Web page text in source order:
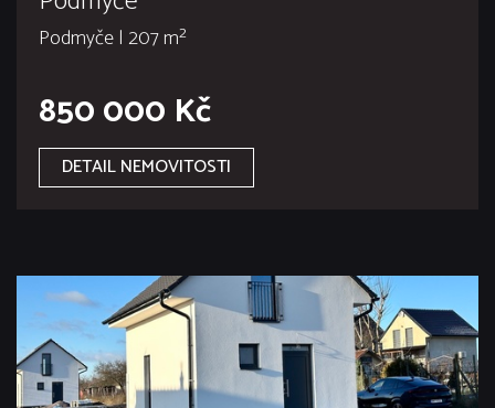
Podmyče | 207 m²
850 000 Kč
DETAIL NEMOVITOSTI